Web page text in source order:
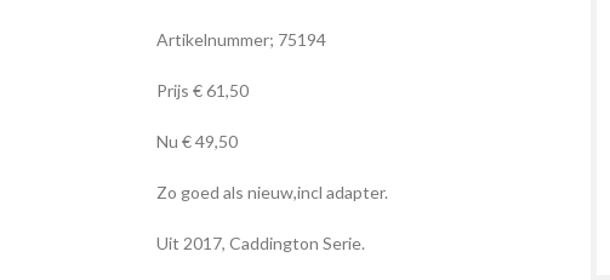
Artikelnummer; 75194
Prijs € 61,50
Nu € 49,50
Zo goed als nieuw,incl adapter.
Uit 2017, Caddington Serie.